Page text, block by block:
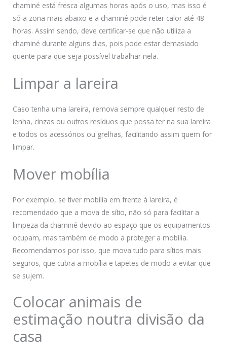
chaminé está fresca algumas horas após o uso, mas isso é
só a zona mais abaixo e a chaminé pode reter calor até 48
horas. Assim sendo, deve certificar-se que não utiliza a
chaminé durante alguns dias, pois pode estar demasiado
quente para que seja possível trabalhar nela.
Limpar a lareira
Caso tenha uma lareira, remova sempre qualquer resto de
lenha, cinzas ou outros resíduos que possa ter na sua lareira
e todos os acessórios ou grelhas, facilitando assim quem for
limpar.
Mover mobília
Por exemplo, se tiver mobília em frente à lareira, é
recomendado que a mova de sítio, não só para facilitar a
limpeza da chaminé devido ao espaço que os equipamentos
ocupam, mas também de modo a proteger a mobília.
Recomendamos por isso, que mova tudo para sítios mais
seguros, que cubra a mobília e tapetes de modo a evitar que
se sujem.
Colocar animais de
estimação noutra divisão da
casa